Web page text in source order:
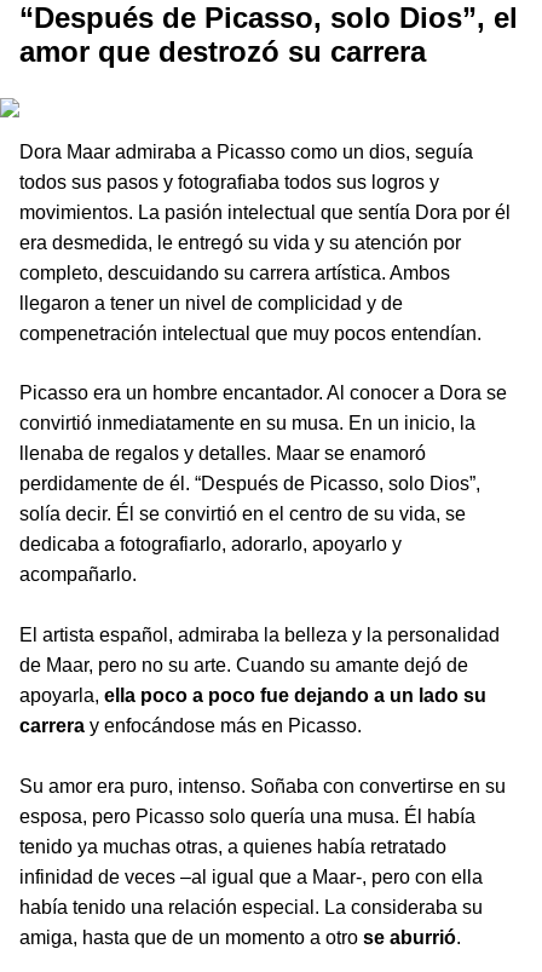
“Después de Picasso, solo Dios”, el
amor que destrozó su carrera
Dora Maar admiraba a Picasso como un dios, seguía
todos sus pasos y fotografiaba todos sus logros y
movimientos. La pasión intelectual que sentía Dora por él
era desmedida, le entregó su vida y su atención por
completo, descuidando su carrera artística. Ambos
llegaron a tener un nivel de complicidad y de
compenetración intelectual que muy pocos entendían.
Picasso era un hombre encantador. Al conocer a Dora se
convirtió inmediatamente en su musa. En un inicio, la
llenaba de regalos y detalles. Maar se enamoró
perdidamente de él. “Después de Picasso, solo Dios”,
solía decir. Él se convirtió en el centro de su vida, se
dedicaba a fotografiarlo, adorarlo, apoyarlo y
acompañarlo.
El artista español, admiraba la belleza y la personalidad
de Maar, pero no su arte. Cuando su amante dejó de
apoyarla, ella poco a poco fue dejando a un lado su
carrera y enfocándose más en Picasso.
Su amor era puro, intenso. Soñaba con convertirse en su
esposa, pero Picasso solo quería una musa. Él había
tenido ya muchas otras, a quienes había retratado
infinidad de veces –al igual que a Maar-, pero con ella
había tenido una relación especial. La consideraba su
amiga, hasta que de un momento a otro se aburrió.